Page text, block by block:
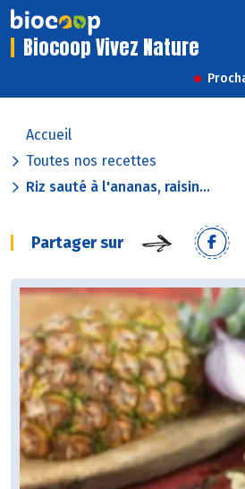
Biocoop Vivez Nature
Accueil
Toutes nos recettes
Riz sauté à l'ananas, raisin...
Partager sur